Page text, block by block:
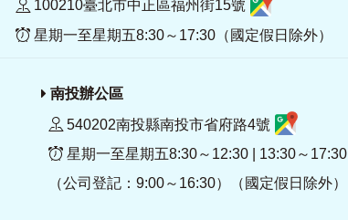
100210臺北市中正區福州街15號
星期一至星期五8:30～17:30（國定假日除外）
南投辦公區
540202南投縣南投市省府路4號
星期一至星期五8:30～12:30 | 13:30～17:30
（公司登記：9:00～16:30）（國定假日除外）